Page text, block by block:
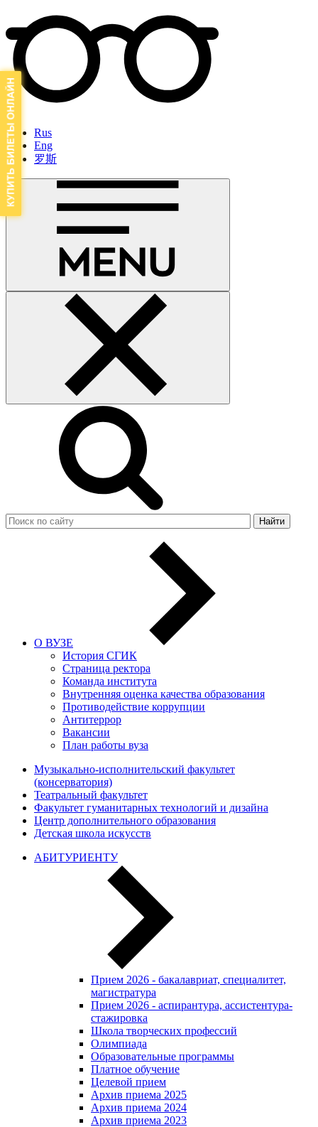
Rus
Eng
罗斯
Найти
О ВУЗЕ
История СГИК
Страница ректора
Команда института
Внутренняя оценка качества образования
Противодействие коррупции
Антитеррор
Вакансии
План работы вуза
Музыкально-исполнительский факультет
(консерватория)
Театральный факультет
Факультет гуманитарных технологий и дизайна
Центр дополнительного образования
Детская школа искусств
АБИТУРИЕНТУ
Прием 2026 - бакалавриат, специалитет,
магистратура
Прием 2026 - аспирантура, ассистентура-
стажировка
Школа творческих профессий
Олимпиада
Образовательные программы
Платное обучение
Целевой прием
Архив приема 2025
Архив приема 2024
Архив приема 2023